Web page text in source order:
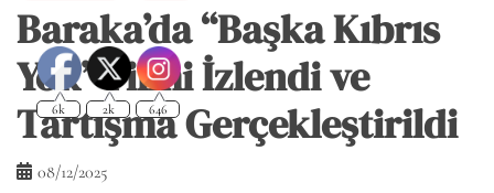
Baraka’da “Başka Kıbrıs
Yok” Filmi İzlendi ve
Tartışma Gerçekleştirildi
08/12/2025